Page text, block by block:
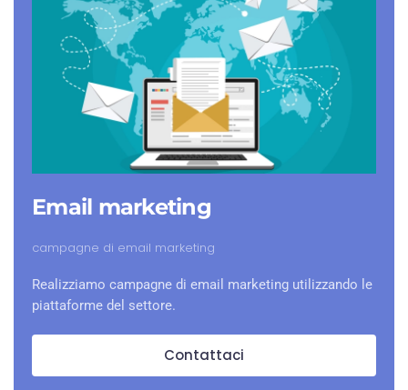
Email marketing
campagne di email marketing
Realizziamo campagne di email marketing utilizzando le
piattaforme del settore.
Contattaci